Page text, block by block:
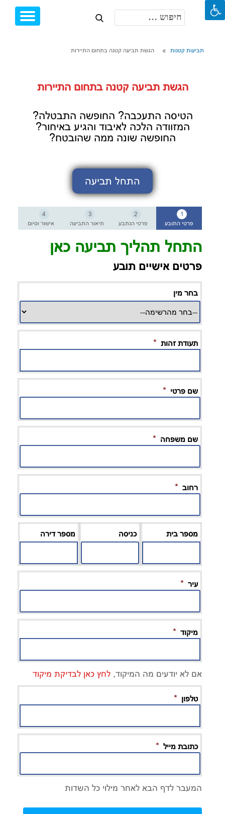
חיפוש:
תביעות קטנות הגשת תביעה קטנה בתחום התיירות
הגשת תביעה קטנה בתחום התיירות
הטיסה התעכבה? החופשה התבטלה?
המזוודה הלכה לאיבוד והגיע באיחור?
החופשה שונה ממה שהובטח?
התחל תביעה
1
פרטי התובע
2
פרטי הנתבע
3
תיאור התביעה
4
אישור וסיום
התחל תהליך תביעה כאן
פרטים אישיים תובע
בחר מין
תעודת זהות *
שם פרטי *
שם משפחה *
רחוב *
מספר בית כניסה מספר דירה
עיר *
מיקוד *
אם לא יודעים מה המיקוד, לחץ כאן לבדיקת מיקוד
טלפון *
כתובת מייל *
המעבר לדף הבא לאחר מילוי כל השדות